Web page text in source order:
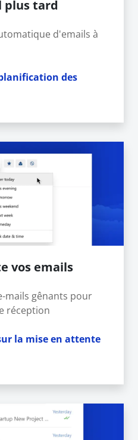
plus tard
d'emails à
des
vos emails
mails gênants pour
réception
la mise en attente